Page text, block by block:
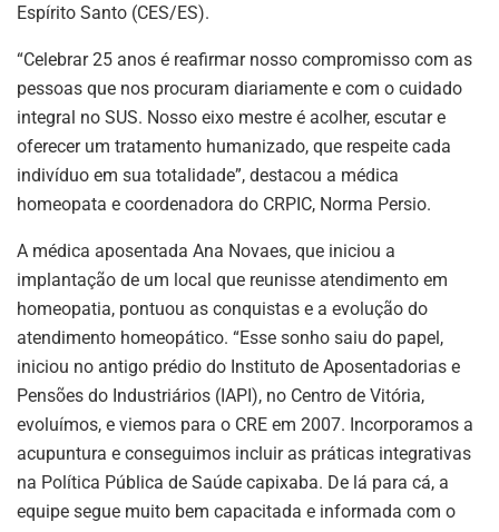
Espírito Santo (CES/ES).
“Celebrar 25 anos é reafirmar nosso compromisso com as
pessoas que nos procuram diariamente e com o cuidado
integral no SUS. Nosso eixo mestre é acolher, escutar e
oferecer um tratamento humanizado, que respeite cada
indivíduo em sua totalidade”, destacou a médica
homeopata e coordenadora do CRPIC, Norma Persio.
A médica aposentada Ana Novaes, que iniciou a
implantação de um local que reunisse atendimento em
homeopatia, pontuou as conquistas e a evolução do
atendimento homeopático. “Esse sonho saiu do papel,
iniciou no antigo prédio do Instituto de Aposentadorias e
Pensões do Industriários (IAPI), no Centro de Vitória,
evoluímos, e viemos para o CRE em 2007. Incorporamos a
acupuntura e conseguimos incluir as práticas integrativas
na Política Pública de Saúde capixaba. De lá para cá, a
equipe segue muito bem capacitada e informada com o